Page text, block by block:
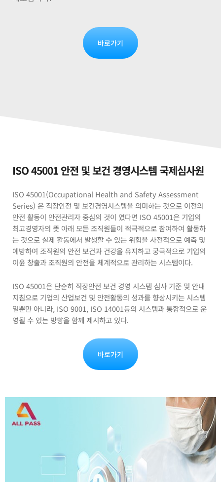
바로가기
ISO 45001 안전 및 보건 경영시스템 국제심사원
ISO 45001(Occupational Health and Safety Assessment
Series) 은 직장안전 및 보건경영시스템을 의미하는 것으로 이전의
안전 활동이 안전관리자 중심의 것이 였다면 ISO 45001은 기업의
최고경영자의 뜻 아래 모든 조직원들이 적극적으로 참여하여 활동하
는 것으로 실제 활동에서 발생할 수 있는 위험을 사전적으로 예측 및
예방하여 조직원의 안전 보건과 건강을 유지하고 궁극적으로 기업의
이윤 창출과 조직원의 안전을 체계적으로 관리하는 시스템이다.
ISO 45001은 단순히 직장안전 보건 경영 시스템 심사 기준 및 안내
지침으로 기업의 산업보건 및 안전활동의 성과를 향상시키는 시스템
일뿐만 아니라, ISO 9001, ISO 14001등의 시스템과 통합적으로 운
영될 수 있는 방향을 함께 제시하고 있다.
바로가기